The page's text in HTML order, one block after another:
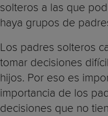
solteros a las que
haya grupos de
Los padres solteros
tomar decisiones
hijos. Por eso es
importancia de los
decisiones que no